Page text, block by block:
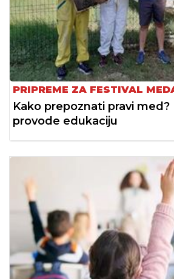
PRIPREME ZA FESTIVAL
Kako prepoznati pravi med?
provode edukaciju